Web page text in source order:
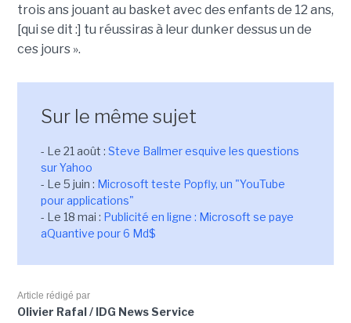
trois ans jouant au basket avec des enfants de 12 ans,
[qui se dit :] tu réussiras à leur dunker dessus un de
ces jours ».
Sur le même sujet
- Le 21 août : Steve Ballmer esquive les questions
sur Yahoo
- Le 5 juin : Microsoft teste Popfly, un "YouTube
pour applications"
- Le 18 mai : Publicité en ligne : Microsoft se paye
aQuantive pour 6 Md$
Article rédigé par
Olivier Rafal / IDG News Service